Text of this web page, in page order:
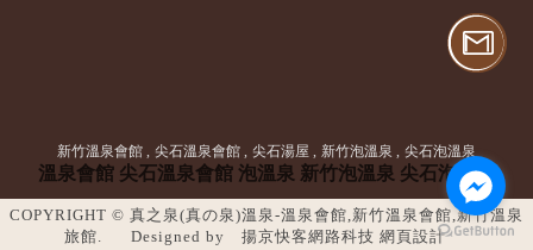
新竹溫泉會館 尖石溫泉會館 尖石湯屋 新竹泡溫泉 尖石泡溫泉
溫泉會館 尖石溫泉會館 泡溫泉 新竹泡溫泉 尖石泡溫泉
COPYRIGHT © 真之泉(真の泉)溫泉-溫泉會館,新竹溫泉會館,新竹溫泉
旅館.
Designed by 揚京快客網路科技 網頁設計